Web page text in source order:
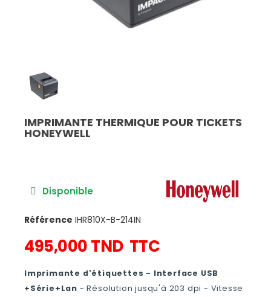
IMPRIMANTE THERMIQUE POUR TICKETS
HONEYWELL
Disponible
Référence IHR810X-B-214IN
495,000 TND TTC
Imprimante d'étiquettes - Interface USB
+Série+Lan - Résolution jusqu'à 203 dpi - Vitesse